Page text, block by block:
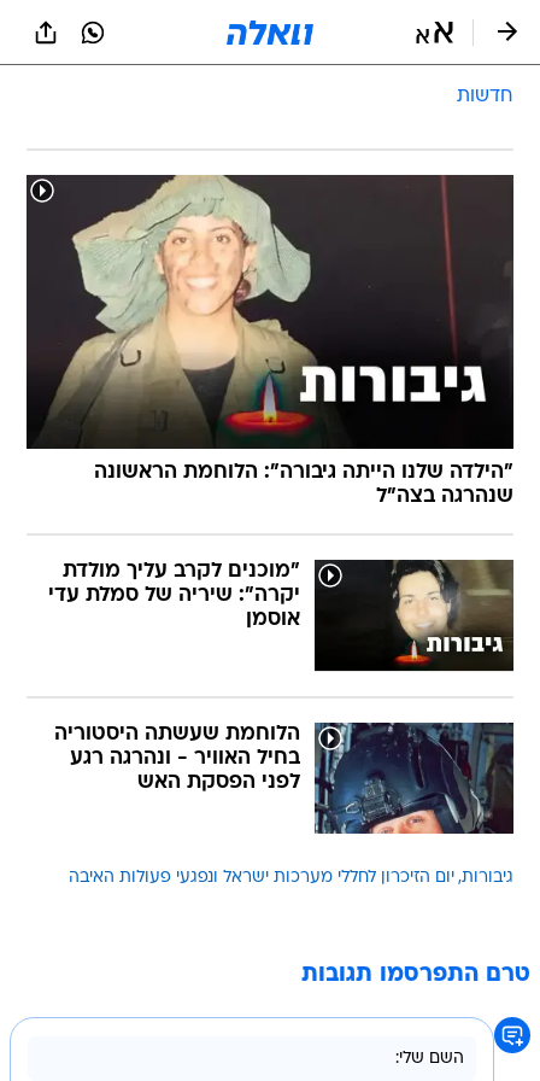
חדשות
"הילדה שלנו הייתה גיבורה": הלוחמת הראשונה
שנהרגה בצה"ל
"מוכנים לקרב עליך מולדת
יקרה": שיריה של סמלת עדי
אוסמן
הלוחמת שעשתה היסטוריה
בחיל האוויר - ונהרגה רגע
לפני הפסקת האש
גיבורות יום הזיכרון לחללי מערכות ישראל ונפגעי פעולות האיבה
טרם התפרסמו תגובות